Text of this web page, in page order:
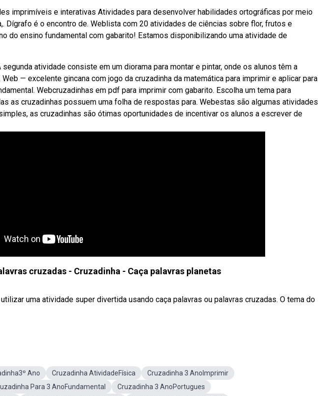
imprimíveis e interativas Atividades para desenvolver habilidades ortográficas por meio
Dígrafo é o encontro de. Weblista com 20 atividades de ciências sobre flor, frutos e
do ensino fundamental com gabarito! Estamos disponibilizando uma atividade de
segunda atividade consiste em um diorama para montar e pintar, onde os alunos têm a
— excelente gincana com jogo da cruzadinha da matemática para imprimir e aplicar para
Webcruzadinhas em pdf para imprimir com gabarito. Escolha um tema para
as cruzadinhas possuem uma folha de respostas para. Webestas são algumas atividades
as cruzadinhas são ótimas oportunidades de incentivar os alunos a escrever de
cruzadas - Cruzadinha - Caça palavras planetas
uma atividade super divertida usando caça palavras ou palavras cruzadas. O tema do
Ano Cruzadinha AtividadeFísica
Cruzadinha 3 AnoImprimir
Para 3 AnoFundamental
Cruzadinha 3 AnoPortugues